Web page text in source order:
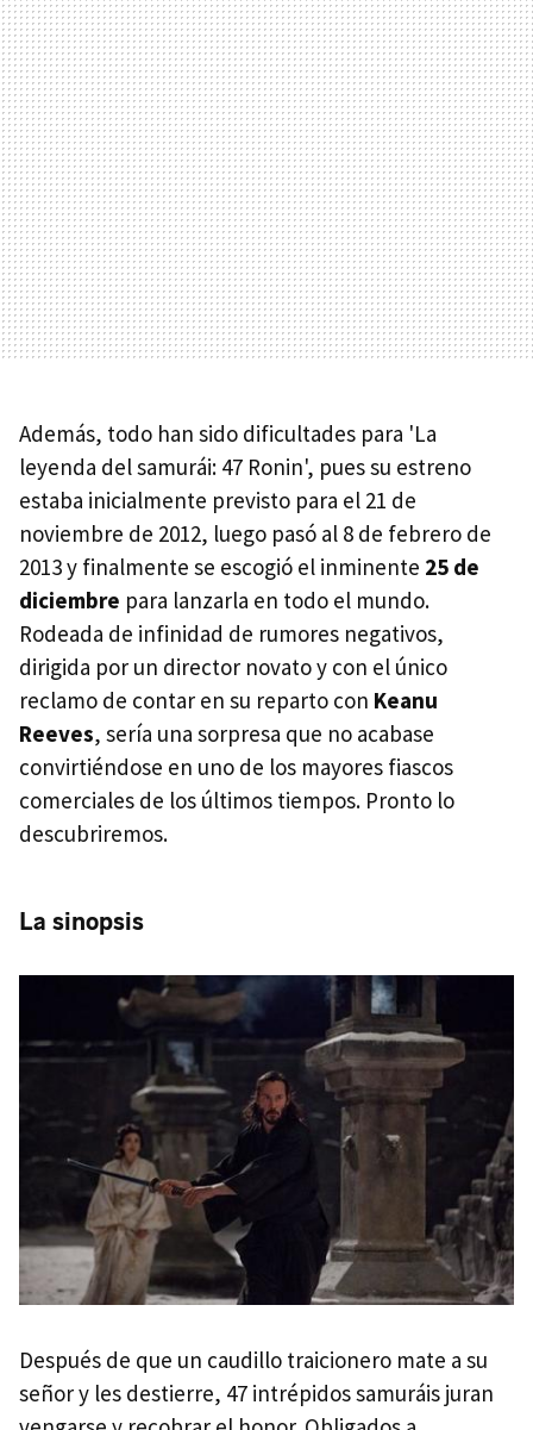
Además, todo han sido dificultades para 'La
leyenda del samurái: 47 Ronin', pues su estreno
estaba inicialmente previsto para el 21 de
noviembre de 2012, luego pasó al 8 de febrero de
2013 y finalmente se escogió el inminente 25 de
diciembre para lanzarla en todo el mundo.
Rodeada de infinidad de rumores negativos,
dirigida por un director novato y con el único
reclamo de contar en su reparto con Keanu
Reeves, sería una sorpresa que no acabase
convirtiéndose en uno de los mayores fiascos
comerciales de los últimos tiempos. Pronto lo
descubriremos.
La sinopsis
Después de que un caudillo traicionero mate a su
señor y les destierre, 47 intrépidos samuráis juran